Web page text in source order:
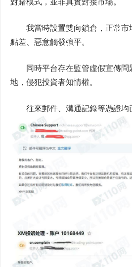
對賭模式，並非真實對接市場。
我當時設置雙向鎖倉，正常
點差、惡意觸發強平。
同時平台存在監管虛假宣傳
地，侵犯投資者知情權。
往來郵件、溝通記錄等憑證